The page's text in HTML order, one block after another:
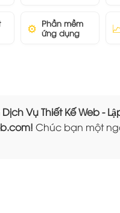
⚙️ Phần mềm
ứng dụng
Vụ Thiết Kế Web -
Chúc bạn một